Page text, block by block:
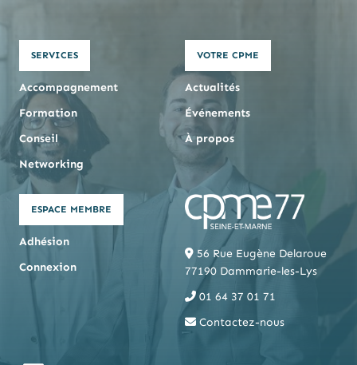
SERVICES
Accompagnement
Formation
Conseil
Networking
VOTRE CPME
Actualités
Événements
À propos
ESPACE MEMBRE
Adhésion
Connexion
56 Rue Eugène Delaroue
77190 Dammarie-les-Lys
01 64 37 01 71
Contactez-nous